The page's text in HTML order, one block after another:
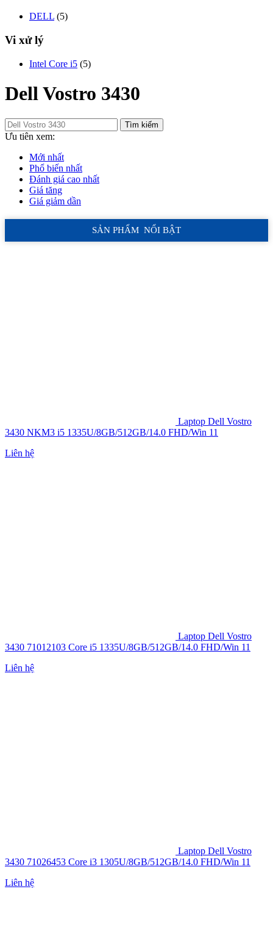
DELL (5)
Vi xử lý
Intel Core i5 (5)
Dell Vostro 3430
Tìm kiếm
Ưu tiên xem:
Mới nhất
Phổ biến nhất
Đánh giá cao nhất
Giá tăng
Giá giảm dần
SẢN PHẨM NỔI BẬT
Laptop Dell Vostro
3430 NKM3 i5 1335U/8GB/512GB/14.0 FHD/Win 11
Liên hệ
Laptop Dell Vostro
3430 71012103 Core i5 1335U/8GB/512GB/14.0 FHD/Win 11
Liên hệ
Laptop Dell Vostro
3430 71026453 Core i3 1305U/8GB/512GB/14.0 FHD/Win 11
Liên hệ